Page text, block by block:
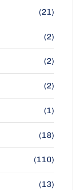
(21)
(2)
(2)
(2)
(1)
(18)
(110)
(13)